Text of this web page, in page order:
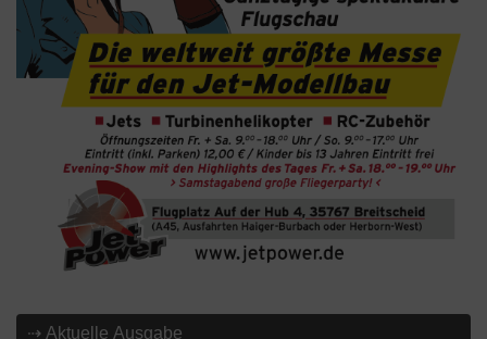
⇢ Aktuelle Ausgabe